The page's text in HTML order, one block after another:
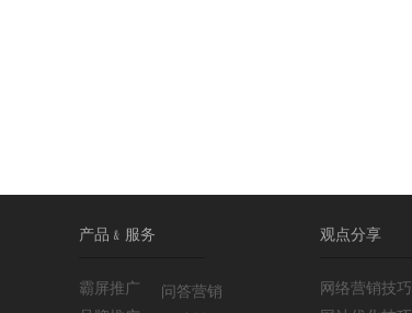
产品﹠服务
霸屏推广
问答营销
观点分享
网络营销技巧